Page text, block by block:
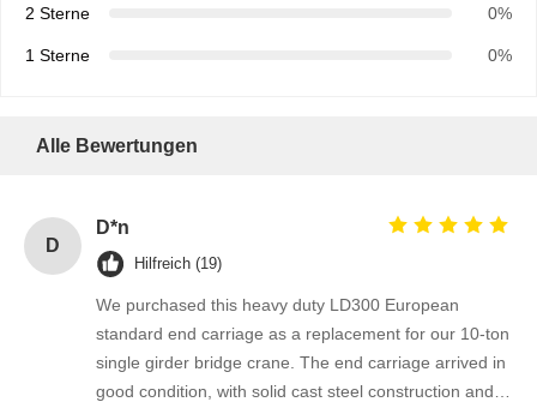
2 Sterne 0%
1 Sterne 0%
Alle Bewertungen
D
D*n
Hilfreich (19)
We purchased this heavy duty LD300 European
standard end carriage as a replacement for our 10-ton
single girder bridge crane. The end carriage arrived in
good condition, with solid cast steel construction and